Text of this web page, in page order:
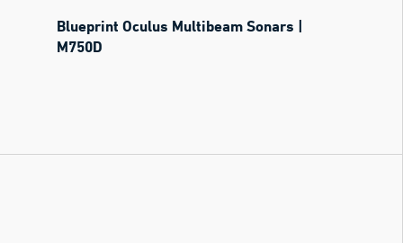
Blueprint Oculus Multibeam Sonars |
M750D